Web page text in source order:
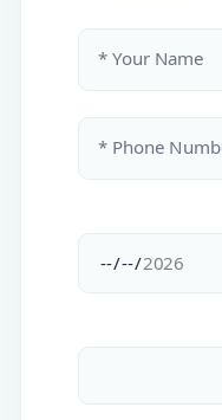
Your Name *
Phone